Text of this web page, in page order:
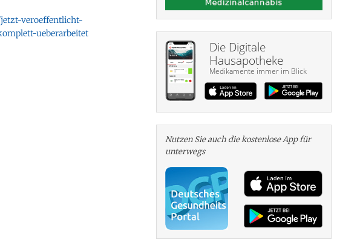
veroeffentlicht-
ueberarbeitet
Die Digitale
Hausapotheke
Medikamente immer im Blick
Nutzen Sie auch die kosten­lose App für
unterwegs